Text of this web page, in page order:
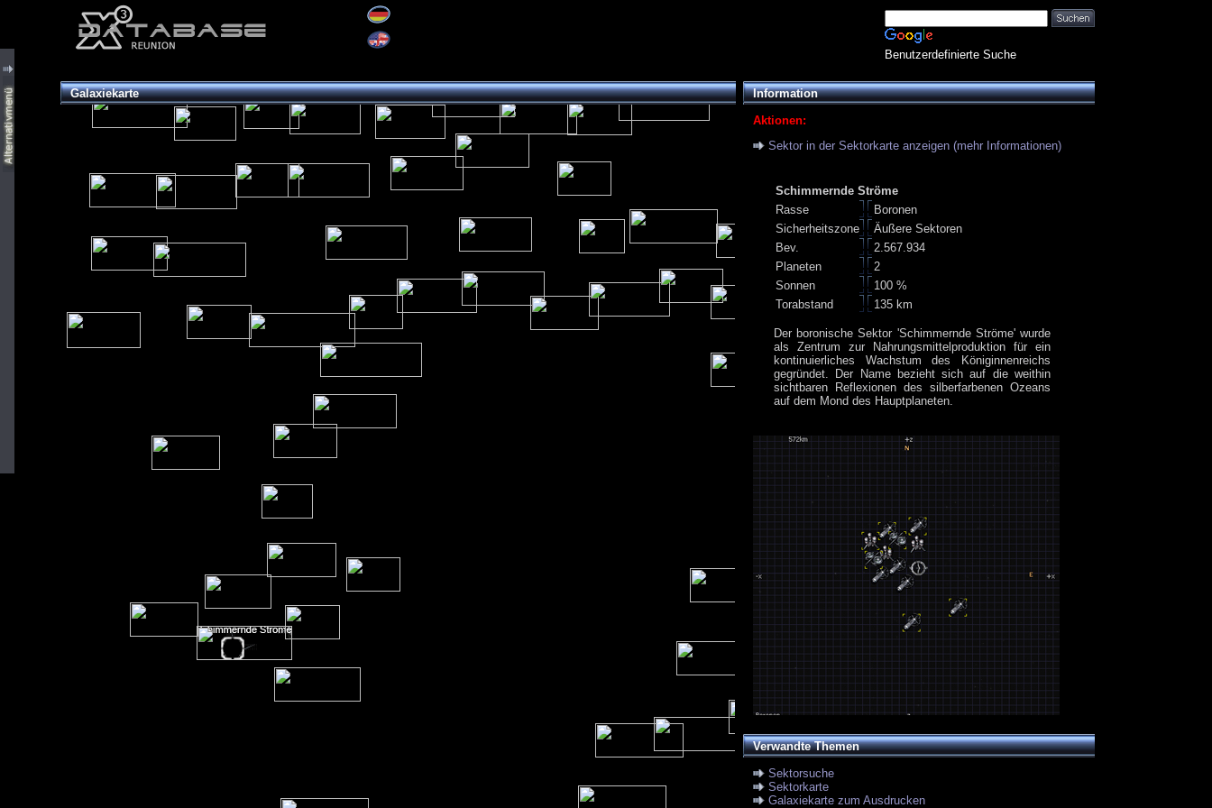
Benutzerdefinierte Suche
Galaxiekarte
Information
Aktionen:
Sektor in der Sektorkarte anzeigen (mehr Informationen)
Schimmernde Ströme
Rasse
Boronen
Sicherheitszone
Äußere Sektoren
Bev.
2.567.934
Planeten
2
Sonnen
100 %
Torabstand
135 km
Der boronische Sektor 'Schimmernde Ströme' wurde
als Zentrum zur Nahrungsmittelproduktion für ein
kontinuierliches Wachstum des Königinnenreichs
gegründet. Der Name bezieht sich auf die weithin
sichtbaren Reflexionen des silberfarbenen Ozeans
auf dem Mond des Hauptplaneten.
Verwandte Themen
Sektorsuche
Sektorkarte
Galaxiekarte zum Ausdrucken